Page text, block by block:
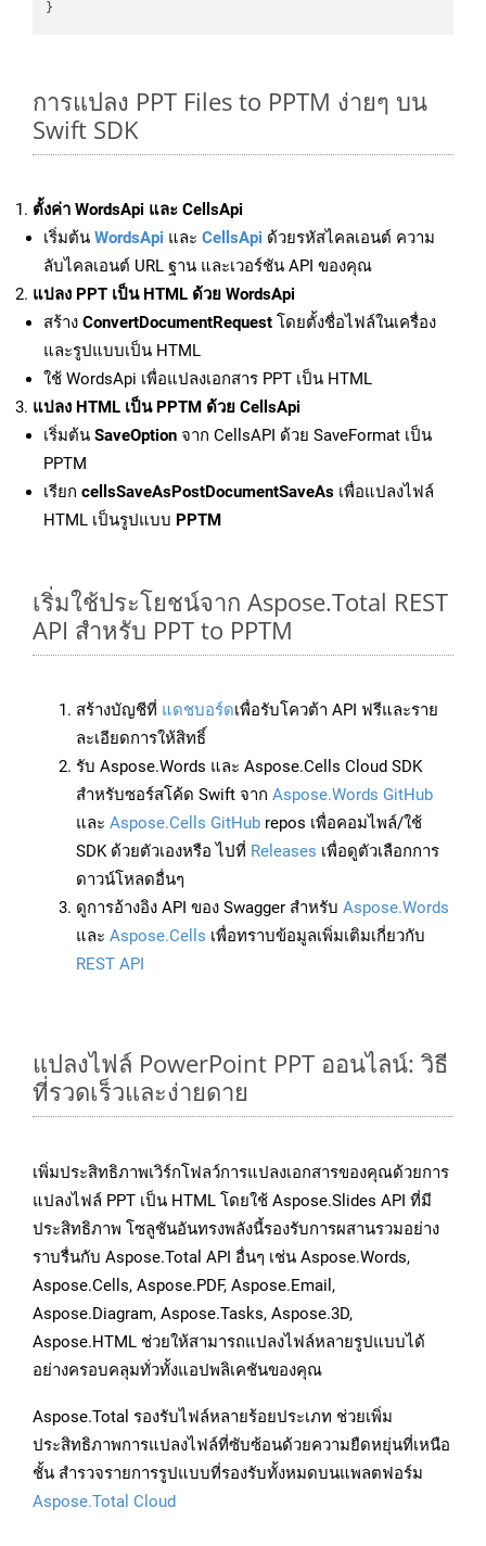
การแปลง PPT Files to PPTM ง่ายๆ บน
Swift SDK
ตั้งค่า WordsApi และ CellsApi
เริ่มต้น WordsApi และ CellsApi ด้วยรหัสไคลเอนต์ ความ
ลับไคลเอนต์ URL ฐาน และเวอร์ชัน API ของคุณ
แปลง PPT เป็น HTML ด้วย WordsApi
สร้าง ConvertDocumentRequest โดยตั้งชื่อไฟล์ในเครื่อง
และรูปแบบเป็น HTML
ใช้ WordsApi เพื่อแปลงเอกสาร PPT เป็น HTML
แปลง HTML เป็น PPTM ด้วย CellsApi
เริ่มต้น SaveOption จาก CellsAPI ด้วย SaveFormat เป็น
PPTM
เรียก cellsSaveAsPostDocumentSaveAs เพื่อแปลงไฟล์
HTML เป็นรูปแบบ PPTM
เริ่มใช้ประโยชน์จาก Aspose.Total REST
API สำหรับ PPT to PPTM
สร้างบัญชีที่ แดชบอร์ดเพื่อรับโควต้า API ฟรีและราย
ละเอียดการให้สิทธิ์
รับ Aspose.Words และ Aspose.Cells Cloud SDK
สำหรับซอร์สโค้ด Swift จาก Aspose.Words GitHub
และ Aspose.Cells GitHub repos เพื่อคอมไพล์/ใช้
SDK ด้วยตัวเองหรือ ไปที่ Releases เพื่อดูตัวเลือกการ
ดาวน์โหลดอื่นๆ
ดูการอ้างอิง API ของ Swagger สำหรับ Aspose.Words
และ Aspose.Cells เพื่อทราบข้อมูลเพิ่มเติมเกี่ยวกับ
REST API
แปลงไฟล์ PowerPoint PPT ออนไลน์: วิธี
ที่รวดเร็วและง่ายดาย
เพิ่มประสิทธิภาพเวิร์กโฟลว์การแปลงเอกสารของคุณด้วยการ
แปลงไฟล์ PPT เป็น HTML โดยใช้ Aspose.Slides API ที่มี
ประสิทธิภาพ โซลูชันอันทรงพลังนี้รองรับการผสานรวมอย่าง
ราบรื่นกับ Aspose.Total API อื่นๆ เช่น Aspose.Words,
Aspose.Cells, Aspose.PDF, Aspose.Email,
Aspose.Diagram, Aspose.Tasks, Aspose.3D,
Aspose.HTML ช่วยให้สามารถแปลงไฟล์หลายรูปแบบได้
อย่างครอบคลุมทั่วทั้งแอปพลิเคชันของคุณ
Aspose.Total รองรับไฟล์หลายร้อยประเภท ช่วยเพิ่ม
ประสิทธิภาพการแปลงไฟล์ที่ซับซ้อนด้วยความยืดหยุ่นที่เหนือ
ชั้น สำรวจรายการรูปแบบที่รองรับทั้งหมดบนแพลตฟอร์ม
Aspose.Total Cloud